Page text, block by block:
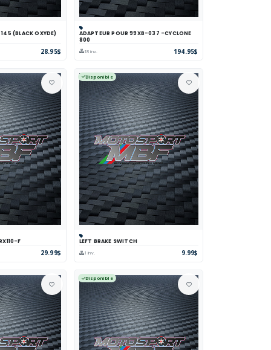
Voir
(BLACK OXYDE)
28.95$
Panier Comparer Voir
ADAPTEUR POUR 99XB-037 -CYCLONE
800
18 inv. 194.95$
F
29.99$
Disponible
Panier Comparer
LEFT BRAKE SWITCH
1 inv. 9.99$
Disponible